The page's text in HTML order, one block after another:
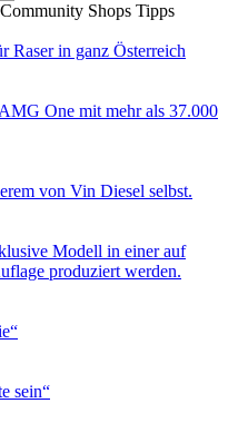
Community Shops Tipps
Raser in ganz Österreich
One mit mehr als 37.000
von Vin Diesel selbst.
Modell in einer auf
produziert werden.
sein“